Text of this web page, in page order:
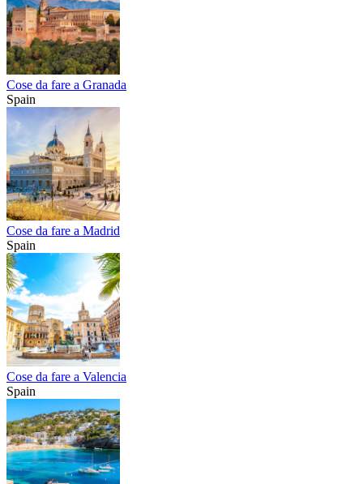
Cose da fare a Granada
Spain
Cose da fare a Madrid
Spain
Cose da fare a Valencia
Spain